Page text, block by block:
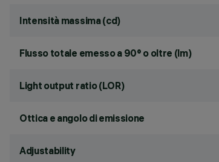
Intensità massima (cd)
Flusso totale emesso a 90° o oltre (lm)
Light output ratio (LOR)
Ottica e angolo di emissione
Adjustability